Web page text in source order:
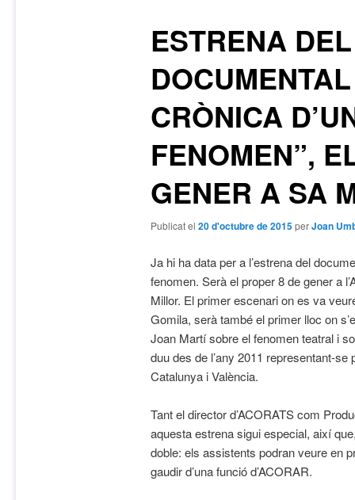
ESTRENA DEL
CRÒNICA
FENOMEN”,
GENER A SA
Publicat el 20 d'octubre de 2015perJoan
Ja hi ha data per a l’estrena del
fenomen. Serà el proper 8 de gener a
Millor. El primer escenari on es va
Gomila, serà també el primer lloc on
Joan Martí sobre el fenomen teatral i
duu des de l’any 2011 representant-
Catalunya i València.
Tant el director d’ACORATS com
aquesta estrena sigui especial, així
doble: els assistents podran veure en
gaudir d’una funció d’ACORAR.